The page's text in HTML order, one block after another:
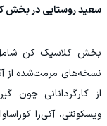
سعید روستایی در بخش
بخش کلاسیک کن شامل
نسخه‌های مرمت‌شده از
از کارگردانانی چون
ویسکونتی، آکی‌را